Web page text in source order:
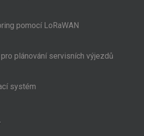
pomocí LoRaWAN
plánování servisních výjezdů
systém